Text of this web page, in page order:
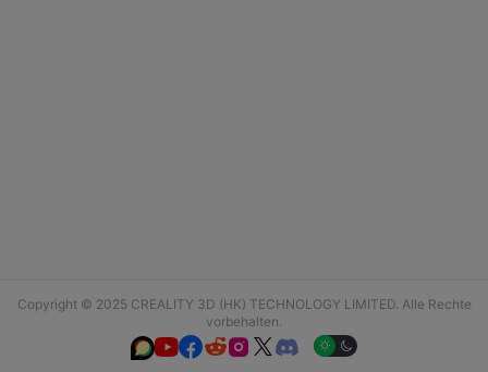
Copyright © 2025 CREALITY 3D (HK) TECHNOLOGY LIMITED. Alle Rechte
vorbehalten.
  